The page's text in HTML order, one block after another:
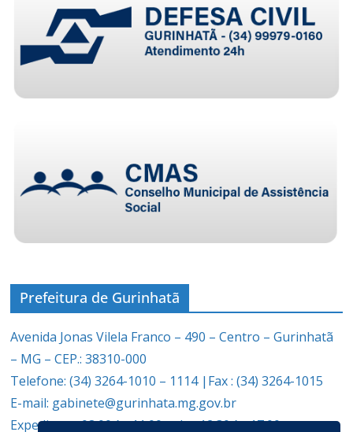
Prefeitura de Gurinhatã
Avenida Jonas Vilela Franco – 490 – Centro – Gurinhatã
– MG – CEP.: 38310-000
Telefone: (34) 3264-1010 – 1114 |Fax : (34) 3264-1015
E-mail: gabinete@gurinhata.mg.gov.br
Expediente: 08:00 às 11:00 e das 12:30 às 17:00